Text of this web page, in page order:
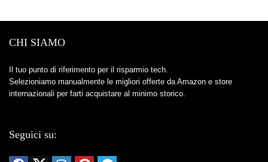
CHI SIAMO
Il tuo punto di riferimento per il risparmio tech.
Selezioniamo manualmente le migliori offerte da Amazon e store
internazionali per farti acquistare al minimo storico.
Seguici su: